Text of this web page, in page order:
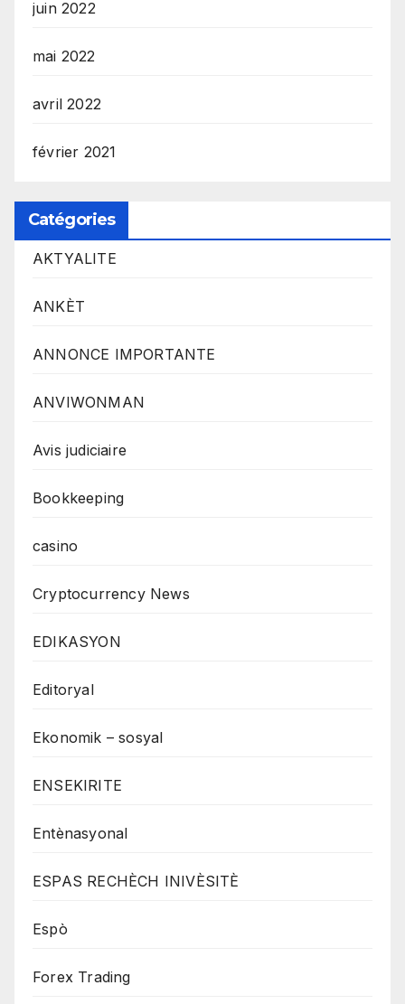
juin 2022
mai 2022
avril 2022
février 2021
Catégories
AKTYALITE
ANKÈT
ANNONCE IMPORTANTE
ANVIWONMAN
Avis judiciaire
Bookkeeping
casino
Cryptocurrency News
EDIKASYON
Editoryal
Ekonomik – sosyal
ENSEKIRITE
Entènasyonal
ESPAS RECHÈCH INIVÈSITÈ
Espò
Forex Trading